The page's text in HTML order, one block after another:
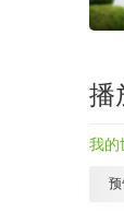
播
我的